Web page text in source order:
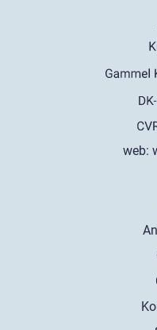
web: